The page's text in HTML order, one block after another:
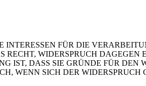
FÜR DIE
RECHT, WIDERSPRUCH
IST, DASS SIE GRÜNDE FÜR DEN
WENN SICH DER